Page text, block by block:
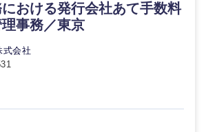
おける発行会社あて手数料
事務／東京
式会社